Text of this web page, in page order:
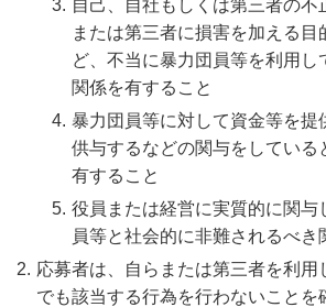
自己、自社もしくは第三者の不
または第三者に損害を加える目
ど、不当に暴力団員等を利用し
関係を有すること
暴力団員等に対して資金等を提
供与するなどの関与をしている
有すること
役員または経営に実質的に関与
員等と社会的に非難されるべき
応募者は、自らまたは第三者を利用
でも該当する行為を行わないことを